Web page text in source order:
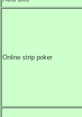
Online strip poker